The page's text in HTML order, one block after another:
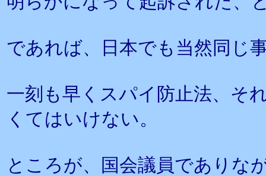
であれば、日本でも当然同じ
一刻も早くスパイ防止法、そ
くてはいけない。
ところが、国会議員でありな